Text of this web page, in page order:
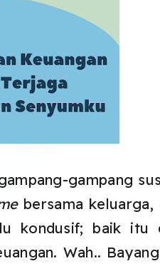
gampang
bersama keluarga,
kondusif; baik itu
Wah..